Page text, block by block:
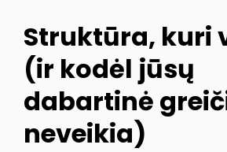
Struktūra, kuri
(ir kodėl jūsų
dabartinė
neveikia)